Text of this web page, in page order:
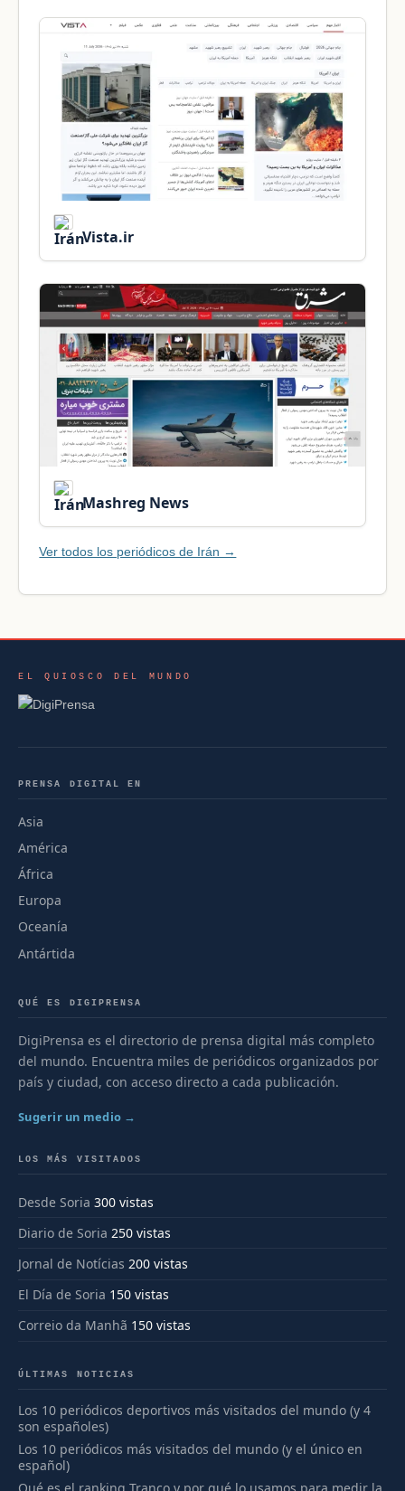
Vista.ir
Mashreg News
Ver todos los periódicos de Irán →
EL QUIOSCO DEL MUNDO
PRENSA DIGITAL EN
Asia
América
África
Europa
Oceanía
Antártida
QUÉ ES DIGIPRENSA
DigiPrensa es el directorio de prensa digital más completo
del mundo. Encuentra miles de periódicos organizados por
país y ciudad, con acceso directo a cada publicación.
Sugerir un medio →
LOS MÁS VISITADOS
Desde Soria 300 vistas
Diario de Soria 250 vistas
Jornal de Notícias 200 vistas
El Día de Soria 150 vistas
Correio da Manhã 150 vistas
ÚLTIMAS NOTICIAS
Los 10 periódicos deportivos más visitados del mundo (y 4
son españoles)
Los 10 periódicos más visitados del mundo (y el único en
español)